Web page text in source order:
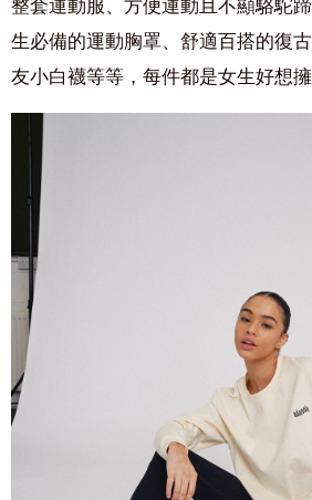
整套運動服、方便運動且不顯駱駝
生必備的運動胸罩、舒適百搭的復
友小白襪等等，每件都是女生好想擁